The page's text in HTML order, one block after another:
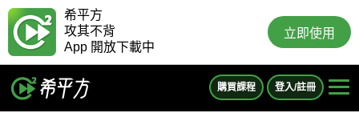
希平方
攻其不背
App 開放下載中
立即使用
購買課程 登入/註冊